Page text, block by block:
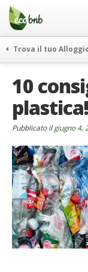
Menu
Salta
contenuto
Offerte Speciali
Regali
FAQ
Chi Siamo
Partner
Contatti
Italiano
German
English
Trova il tuo
itinerari
curiosità
vivere e viaggiare
ecohotel
rassegna stampa
10
plastica!
Pubblicato ilgiugno 4,